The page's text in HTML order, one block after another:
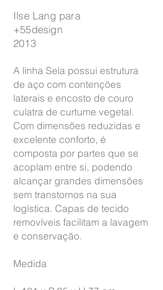
Ilse Lang para
+55design
2013
A linha Sela possui estrutura
de aço com contenções
laterais e encosto de couro
culatra de curtume vegetal.
Com dimensões reduzidas e
excelente conforto, é
composta por partes que se
acoplam entre si, podendo
alcançar grandes dimensões
sem transtornos na sua
logística. Capas de tecido
removíveis facilitam a lavagem
e conservação.
Medida